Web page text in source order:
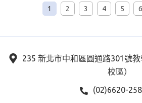
1 2 3 4 5 6
235 新北市中和區圓通路301號
校區）
(02)6620-